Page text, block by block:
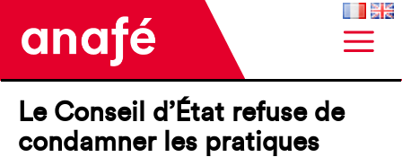
Le Conseil d’État refuse de
condamner les pratiques